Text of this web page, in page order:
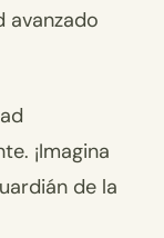
avanzado
¡Imagina
de la